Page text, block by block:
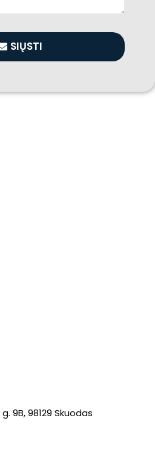
SIŲSTI
9B, 98129 Skuodas